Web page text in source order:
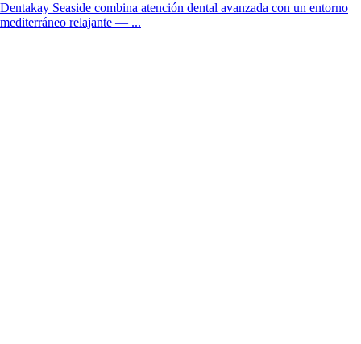
Dentakay Seaside combina atención dental avanzada con un entorno
mediterráneo relajante — ...